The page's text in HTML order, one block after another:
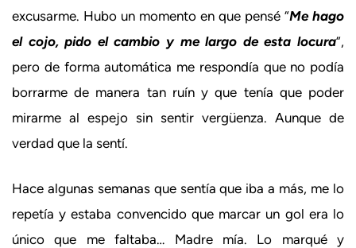
excusarme. Hubo un momento en que pensé “Me hago
el cojo, pido el cambio y me largo de esta locura”,
pero de forma automática me respondía que no podía
borrarme de manera tan ruín y que tenía que poder
mirarme al espejo sin sentir vergüenza. Aunque de
verdad que la sentí.
Hace algunas semanas que sentía que iba a más, me lo
repetía y estaba convencido que marcar un gol era lo
único que me faltaba… Madre mía. Lo marqué y